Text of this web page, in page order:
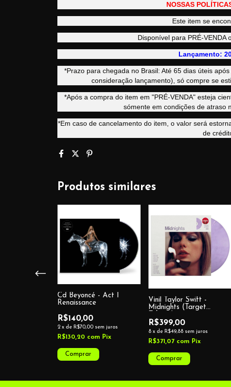
NOSSAS
Este item se
Disponível para PRÉ-VENDA
Lançamento:
*Prazo para chegada no Brasil: Até 65 dias úteis
consideração lançamento), só compre se
*Após a compra do item em "PRÉ-VENDA" esteja
sómente em condições de atraso
*Em caso de cancelamento do item, o valor será
de
Produtos similares
Cd Beyoncé - Act I
Renaissance
R$140,00
2 x de R$70,00 sem juros
R$130,20 com Pix
Vinil Taylor Swift -
Midnights (Target
R$399,00
8 x de R$49,88 sem juros
R$371,07 com Pix